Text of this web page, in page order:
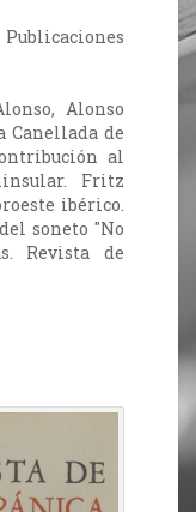
Alonso
Canellada de
al
Fritz
ibérico.
soneto "No
Revista de